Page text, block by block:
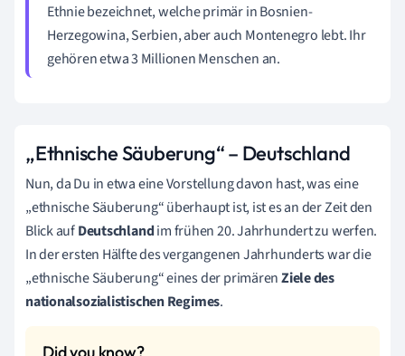
Ethnie bezeichnet, welche primär in Bosnien-
Herzegowina, Serbien, aber auch Montenegro lebt. Ihr
gehören etwa 3 Millionen Menschen an.
„Ethnische Säuberung“ – Deutschland
Nun, da Du in etwa eine Vorstellung davon hast, was eine
„ethnische Säuberung“ überhaupt ist, ist es an der Zeit den
Blick aufDeutschlandim frühen 20. Jahrhundert zu werfen.
In der ersten Hälfte des vergangenen Jahrhunderts war die
„ethnische Säuberung“ eines der primärenZiele des
nationalsozialistischen Regimes.